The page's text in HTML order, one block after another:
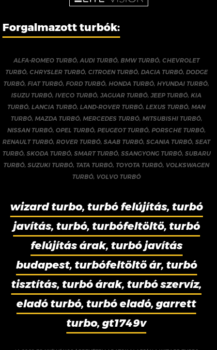
Forgalmazott turbók:
ALFA-ROMEO TURBÓ,AUDI TURBÓ, BMW TURBÓ, CHEVROLET
TURBÓ, CHRYSLER TURBÓ, CITROEN TURBÓ, DACIA TURBÓ, DODGE
TURBÓ,FIAT TURBÓ,FORD TURBÓ, HONDA TURBÓ, HYUNDAI TURBÓ,
ISUZU TURBÓ,IVECO TURBÓ,JAGUAR TURBÓ,JEEP TURBÓ,KIA
TURBÓ,LANCIA TURBÓ,LAND-ROVER TURBÓ,LEXUS TURBÓ,MAN
TURBÓ, MAZDA TURBÓ, MERCEDES TURBÓ, MITSUBISHI TURBÓ,
NISSAN TURBÓ, OPEL TURBÓ, PEUGEOT TURBÓ, PORSCHE TURBÓ,
RENAULT TURBÓ,ROVER TURBÓ,SAAB TURBÓ,SCANIA TURBÓ,SEAT
TURBÓ, SKODA TURBÓ, SMART TURBÓ, SSANGYONG TURBÓ, SUBARU
TURBÓ,SUZUKI TURBÓ, TATA TURBÓ, TOYOTA TURBÓ, VOLKSWAGEN
TURBÓ, VOLVO TURBÓ
wizard turbo, turbó felújítás, turbó
javítás, turbó, turbófeltöltő, turbó
felújítás árak, turbó javítás
budapest, turbófeltöltő ár, turbó
tisztítás, turbó árak, turbó szervíz,
eladó turbó, turbó eladó, garrett
turbo, gt1749v